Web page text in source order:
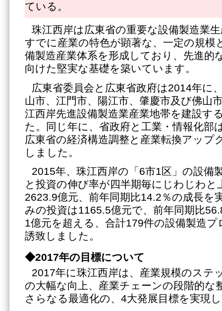
ている。
珠江西岸は広東省の重要な設備製造業
すでに産業の特色が顕著な、一定の規模
備製造産業体系を形成しており、先進的
向けた堅実な基礎を築いています。
広東省委員会と広東省政府は2014年に
山市、江門市、陽江市、肇慶市及び佛山
江西岸先進設備製造業産業地帯を建設す
た。同じ年に、省政府と工業・情報化部
広東省の経済構造調整と産業転換アップ
しました。
2015年、珠江西岸の「6市1区」の設備
と投資の伸び率が四半期毎にじわじわと
2623.9億元、前年同期比14.2％の成長を
みの投資は1165.5億元で、前年同期比
1億元を超える、合計179件の設備製造
誘致しました。
◆2017年の目標について
2017年に珠江西岸は、産業規模のステ
の大幅な向上、産業チェーンの段階的な
さらなる最適化の、4大発展目標を実現